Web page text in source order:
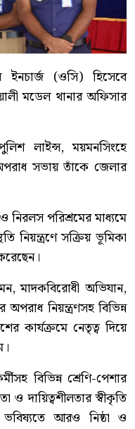
ইনচার্জ (ওসি) হিসেবে
মডেল থানার অফিসার
লাইন্স, ময়মনসিংহে
সভায় তাঁকে জেলার
নিরলস পরিশ্রমের মাধ্যমে
নিয়ন্ত্রণে সক্রিয় ভূমিকা
মাদকবিরোধী অভিযান,
নিয়ন্ত্রণসহ বিভিন্ন
কার্যক্রমে নেতৃত্ব দিয়ে
বিভিন্ন শ্রেণি-পেশার
ও দায়িত্বশীলতার স্বীকৃতি
আরও নিষ্ঠা ও